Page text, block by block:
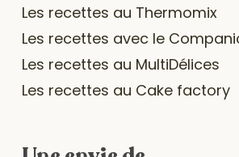
Les recettes au Thermomix
Les recettes avec le
Les recettes au MultiDélices
Les recettes au Cake factory